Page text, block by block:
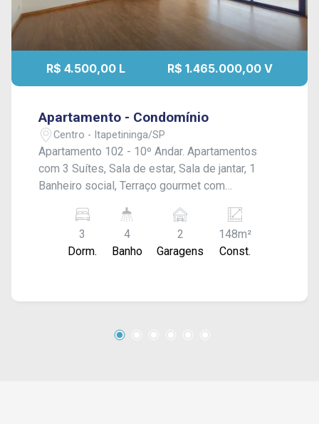
R$ 4.500,00 L R$ 1.465.000,00 V
Apartamento - Condomínio
Centro - Itapetininga/SP
Apartamento 102 - 10º Andar. Apartamentos
com 3 Suítes, Sala de estar, Sala de jantar, 1
Banheiro social, Terraço gourmet com
serviço, Dependência para empregada,
Depósito individual no Hall de serviço e Vaga
para 2 carros. O acabamento conta com piso
*** Esta situado em frente a praça Duque de
inspirou a idealização do nome do
3
Dorm.
4
Banho
2
Garagens
148m²
Const.